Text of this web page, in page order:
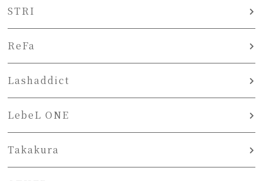
STRI
ReFa
Lashaddict
LebeL ONE
Takakura